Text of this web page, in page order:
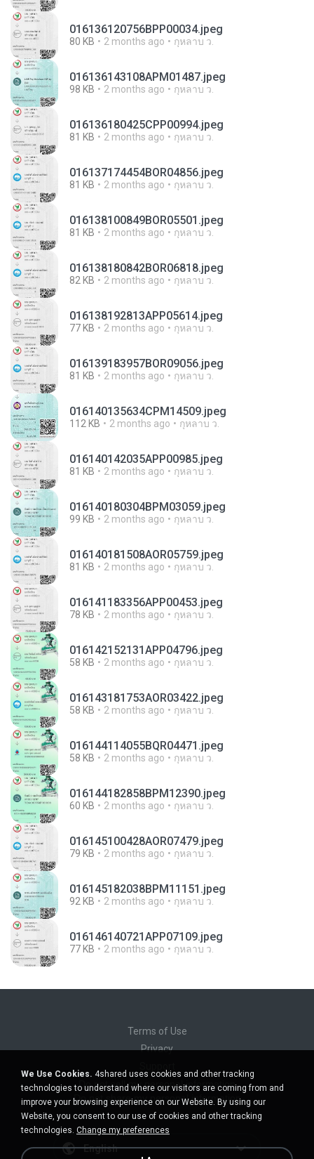
016136120756BPP00034.jpeg
80 KB 2 months ago กุหลาบ ว.
016136143108APM01487.jpeg
98 KB 2 months ago กุหลาบ ว.
016136180425CPP00994.jpeg
81 KB 2 months ago กุหลาบ ว.
016137174454BOR04856.jpeg
81 KB 2 months ago กุหลาบ ว.
016138100849BOR05501.jpeg
81 KB 2 months ago กุหลาบ ว.
016138180842BOR06818.jpeg
82 KB 2 months ago กุหลาบ ว.
016138192813APP05614.jpeg
77 KB 2 months ago กุหลาบ ว.
016139183957BOR09056.jpeg
81 KB 2 months ago กุหลาบ ว.
016140135634CPM14509.jpeg
112 KB 2 months ago กุหลาบ ว.
016140142035APP00985.jpeg
81 KB 2 months ago กุหลาบ ว.
016140180304BPM03059.jpeg
99 KB 2 months ago กุหลาบ ว.
016140181508AOR05759.jpeg
81 KB 2 months ago กุหลาบ ว.
016141183356APP00453.jpeg
78 KB 2 months ago กุหลาบ ว.
016142152131APP04796.jpeg
58 KB 2 months ago กุหลาบ ว.
016143181753AOR03422.jpeg
58 KB 2 months ago กุหลาบ ว.
016144114055BQR04471.jpeg
58 KB 2 months ago กุหลาบ ว.
016144182858BPM12390.jpeg
60 KB 2 months ago กุหลาบ ว.
016145100428AOR07479.jpeg
79 KB 2 months ago กุหลาบ ว.
016145182038BPM11151.jpeg
92 KB 2 months ago กุหลาบ ว.
016146140721APP07109.jpeg
77 KB 2 months ago กุหลาบ ว.
Terms of Use
Privacy
Do not sell my personal information
Do not share my personal information
English
We Use Cookies. 4shared uses cookies and other tracking
technologies to understand where our visitors are coming from and
improve your browsing experience on our Website. By using our
Website, you consent to our use of cookies and other tracking
technologies. Change my preferences